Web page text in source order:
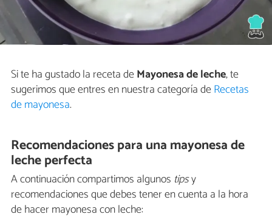
Si te ha gustado la receta deMayonesa de leche, te
sugerimos que entres en nuestra categoría deRecetas
de mayonesa.
Recomendaciones para una mayonesa de
leche perfecta
A continuación compartimos algunos tipsy
recomendaciones que debes tener en cuenta a la hora
de hacer mayonesa con leche: